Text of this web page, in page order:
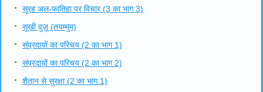
सूरह अल-फातिहा पर विचार (3 का भाग 3)
सूखी वुज़ू (तयम्मुम)
संप्रदायों का परिचय (2 का भाग 1)
संप्रदायों का परिचय (2 का भाग 2)
शैतान से सुरक्षा (2 का भाग 1)